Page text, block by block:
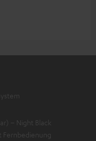
– Night Black
Fernbedienung